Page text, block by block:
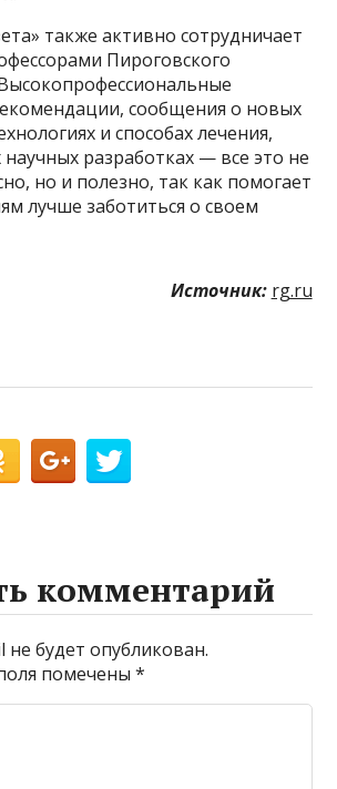
также активно сотрудничает
Пироговского
сообщения о новых
и способах лечения,
разработках — все это не
но и полезно, так как помогает
лучше заботиться о своем
Источник: rg.ru
комментарий
не будет опубликован.
помечены*